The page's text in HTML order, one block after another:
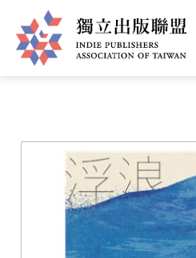
至
主
立
您
裡
首頁 ❯ 書籍一覽